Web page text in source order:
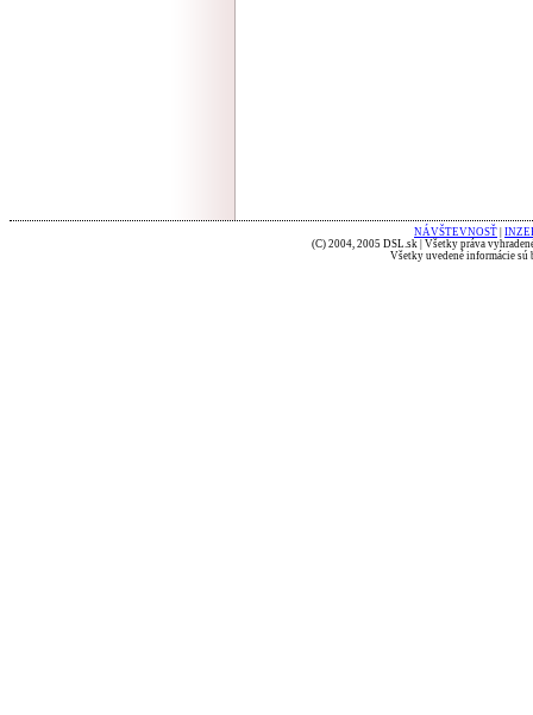
NÁVŠTEVNOSŤ
(C) 2004, 2005 DSL.sk | Všetky práva
Všetky uvedené informácie sú